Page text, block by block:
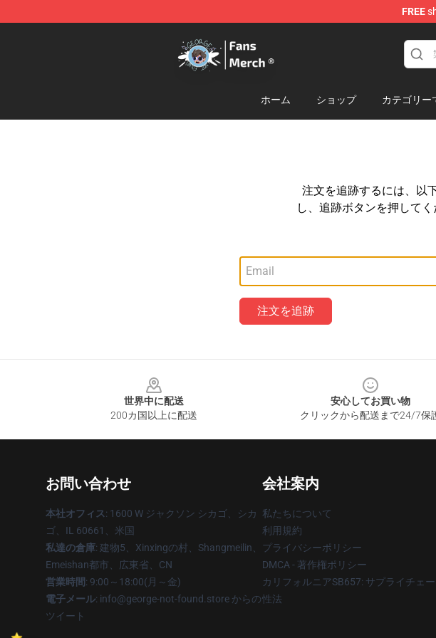
FREE
ホーム ショップ カテゴリー
注文を追跡するには、以
し、追跡ボタンを押して
注文を追跡
世界中に配送
200カ国以上に配送
安心してお買い物
クリックから配送まで24/7保
お問い合わせ
本社オフィス: 1600 W ジャクソン シカゴ、シカ
ゴ、IL 60661、米国
私達の倉庫: 建物5、Xinxingの村、Shangmeilin、
Emeishan都市、広東省、CN
営業時間: 9:00～18:00(月～金)
電子メール: info@george-not-found.store からの
ツイート
会社案内
私たちについて
利用規約
プライバシーポリシー
DMCA - 著作権ポリシー
カリフォルニアSB657: サプライチェ
性法